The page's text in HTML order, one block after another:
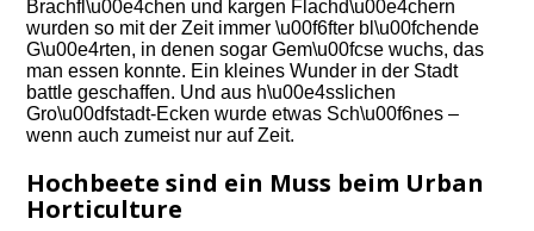
Brachfl\u00e4chen und kargen Flachd\u00e4chern
wurden so mit der Zeit immer \u00f6fter bl\u00fchende
G\u00e4rten, in denen sogar Gem\u00fcse wuchs, das
man essen konnte. Ein kleines Wunder in der Stadt
battle geschaffen. Und aus h\u00e4sslichen
Gro\u00dfstadt-Ecken wurde etwas Sch\u00f6nes –
wenn auch zumeist nur auf Zeit.
Hochbeete sind ein Muss beim Urban
Horticulture